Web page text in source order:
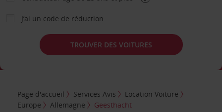
J’ai un code de réduction
TROUVER DES VOITURES
Page d'accueil Services Avis
Location Voiture
Europe
Allemagne Geesthacht